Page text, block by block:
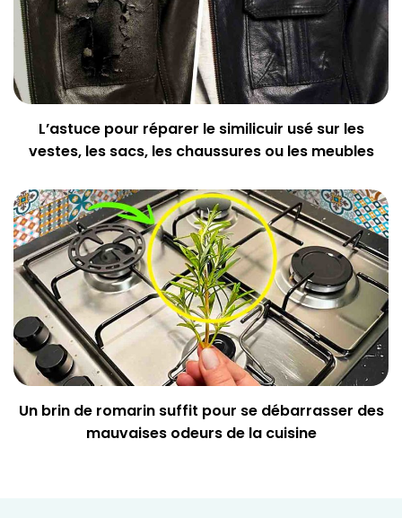
L’astuce pour réparer le similicuir usé sur les
vestes, les sacs, les chaussures ou les meubles
Un brin de romarin suffit pour se débarrasser des
mauvaises odeurs de la cuisine